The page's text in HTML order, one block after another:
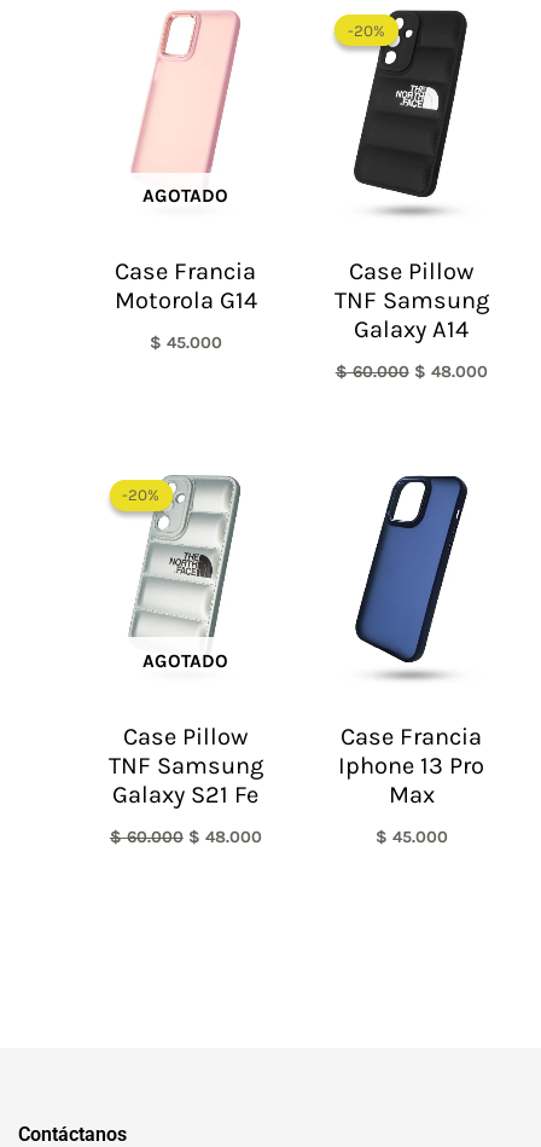
AGOTADO
Case Francia
Motorola G14
$ 45.000
-20%
-20%
Case Pillow
TNF Samsung
Galaxy A14
$60.000
precio
original
era:
$ 60.000.
$ 48.000
-20%
AGOTADO
-20%
Case Pillow
TNF Samsung
Galaxy S21 Fe
$60.000
precio
original
era:
$ 60.000.
$ 48.000
Case Francia
Iphone 13 Pro
Max
$ 45.000
Contáctanos